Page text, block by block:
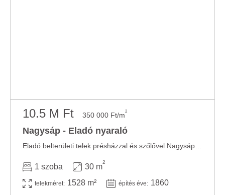
10.5 M Ft 350 000 Ft/m2
Nagysáp - Eladó nyaraló
1 szoba 30 m
2
telekméret: 1528 m² építés éve: 1860